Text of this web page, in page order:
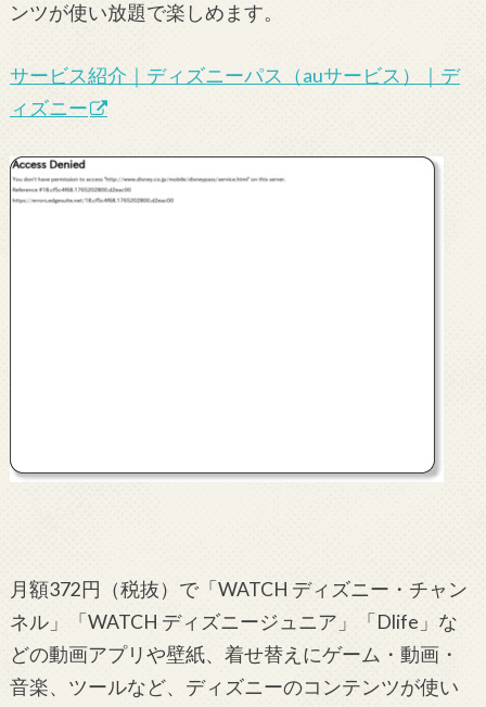
ンツが使い放題で楽しめます。
サービス紹介｜ディズニーパス（auサービス）｜デ
ィズニー
月額372円（税抜）で「WATCH ディズニー・チャン
ネル」「WATCH ディズニージュニア」「Dlife」な
どの動画アプリや壁紙、着せ替えにゲーム・動画・
音楽、ツールなど、ディズニーのコンテンツが使い